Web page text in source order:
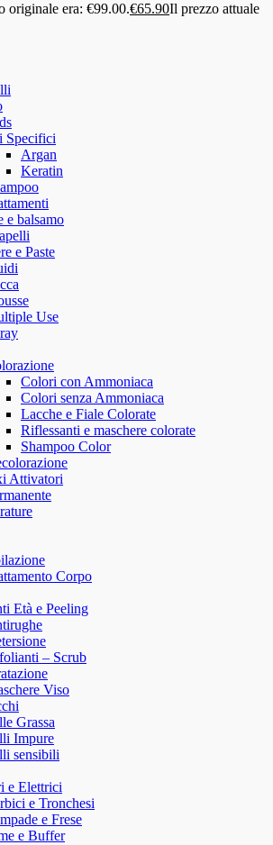
originale era: €99.00.€65.90Il prezzo attuale
Specifici
Argan
Keratin
e balsamo
e Paste
Use
Colori con Ammoniaca
Colori senza Ammoniaca
Lacche e Fiale Colorate
Riflessanti e maschere colorate
Shampoo Color
Attivatori
Corpo
Età e Peeling
– Scrub
Viso
Grassa
Impure
sensibili
e Elettrici
e Tronchesi
e Frese
e Buffer